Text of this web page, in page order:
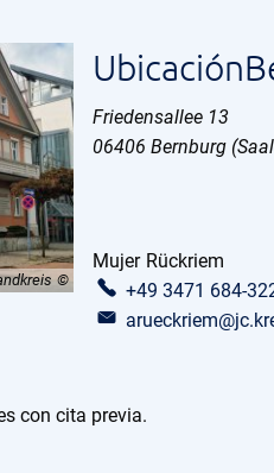
Friedensallee 13
06406 Bernburg
Mujer Rückriem
+49 3471 684-
con cita previa.